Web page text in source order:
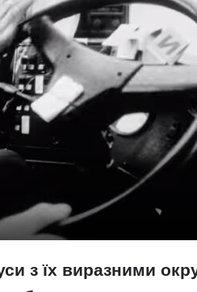
з їх виразними